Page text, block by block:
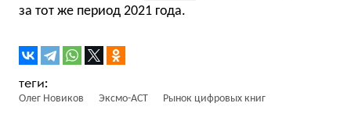
за тот же период 2021 года.
Олег Новиков Эксмо-АСТ Рынок цифровых книг